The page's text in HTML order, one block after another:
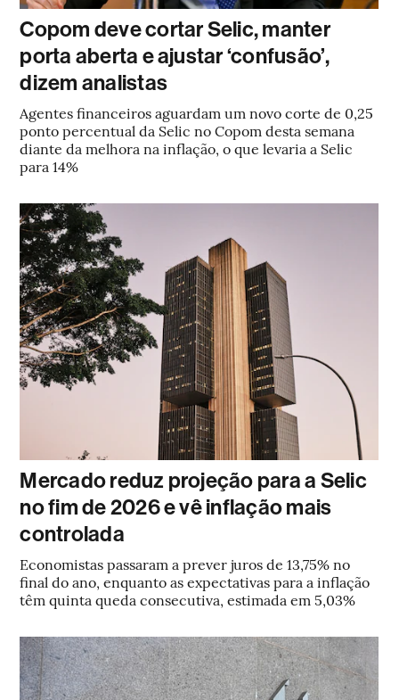
Copom deve cortar Selic, manter
porta aberta e ajustar ‘confusão’,
dizem analistas
Agentes financeiros aguardam um novo corte de 0,25
ponto percentual da Selic no Copom desta semana
diante da melhora na inflação, o que levaria a Selic
para 14%
Mercado reduz projeção para a Selic
no fim de 2026 e vê inflação mais
controlada
Economistas passaram a prever juros de 13,75% no
final do ano, enquanto as expectativas para a inflação
têm quinta queda consecutiva, estimada em 5,03%